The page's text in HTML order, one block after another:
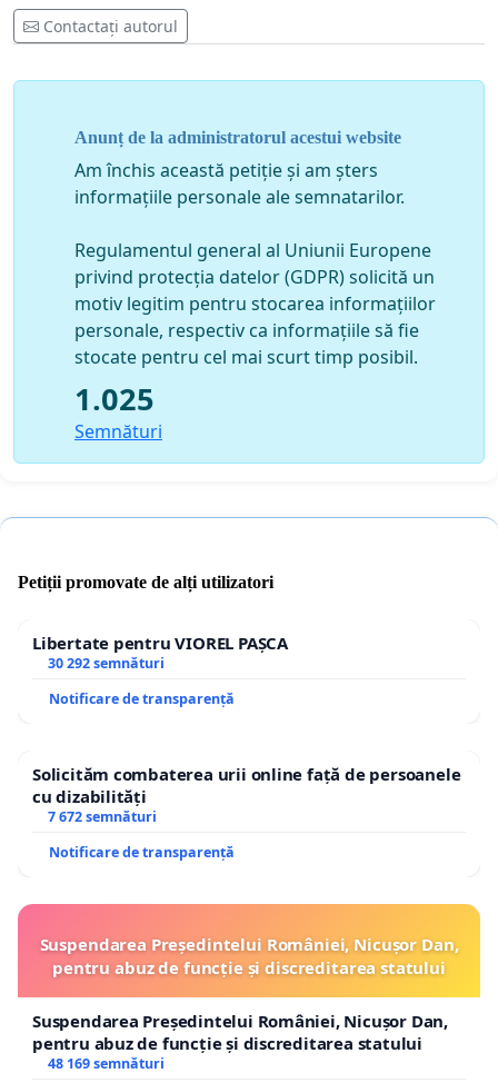
Contactați autorul
Anunț de la administratorul acestui website
Am închis această petiție și am șters
informațiile personale ale semnatarilor.
Regulamentul general al Uniunii Europene
privind protecția datelor (GDPR) solicită un
motiv legitim pentru stocarea informațiilor
personale, respectiv ca informațiile să fie
stocate pentru cel mai scurt timp posibil.
1.025
Semnături
Petiții promovate de alți utilizatori
Libertate pentru VIOREL PAȘCA
30 292 semnături
Notificare de transparență
Solicităm combaterea urii online față de persoanele
cu dizabilități
7 672 semnături
Notificare de transparență
Suspendarea Președintelui României, Nicușor Dan,
pentru abuz de funcție și discreditarea statului
Suspendarea Președintelui României, Nicușor Dan,
pentru abuz de funcție și discreditarea statului
48 169 semnături